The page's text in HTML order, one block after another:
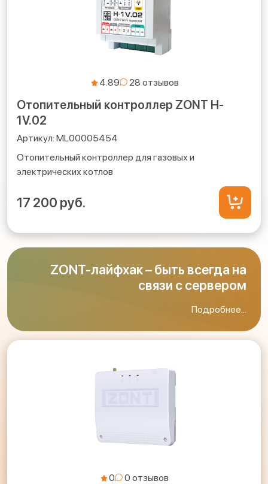
4.89
Отопительный контроллер ZONT H-
1V.02
ML00005454
Отопительный контроллер для газовых и
электрических котлов
17 200 руб.
ZONT-лайфхак – быть всегда на
связи с сервером
Подробнее...
0